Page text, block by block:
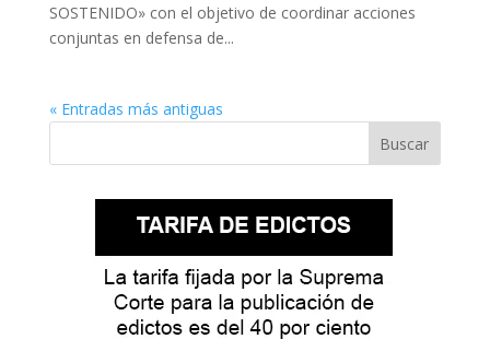
SOSTENIDO» con el objetivo de coordinar acciones
conjuntas en defensa de...
« Entradas más antiguas
Buscar